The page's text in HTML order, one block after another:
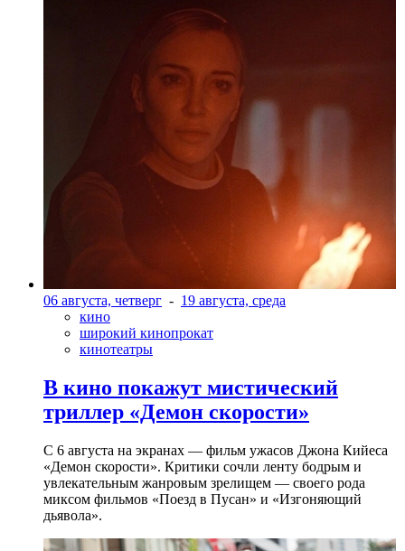
06 августа, четверг - 19 августа, среда
кино
широкий кинопрокат
кинотеатры
В кино покажут мистический
триллер «Демон скорости»
С 6 августа на экранах — фильм ужасов Джона Кийеса
«Демон скорости». Критики сочли ленту бодрым и
увлекательным жанровым зрелищeм — своего рода
миксом фильмов «Поезд в Пусан» и «Изгоняющий
дьявола».